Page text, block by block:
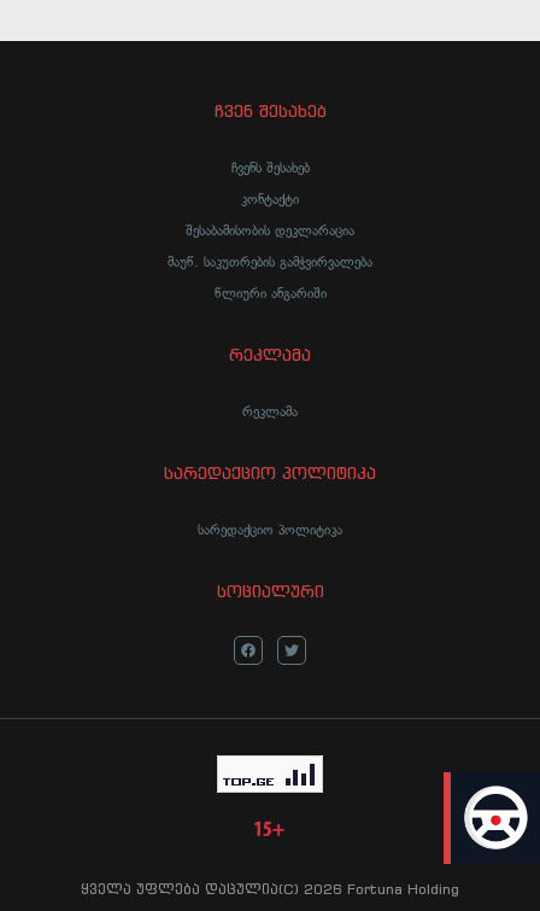
LIVE
ჩვენ შესახებ
ჩვენს შესახებ
კონტაქტი
შესაბამისობის დეკლარაცია
მაუწ. საკუთრების გამჭვირვალება
წლიური ანგარიში
რეკლამა
რეკლამა
სარედაქციო პოლიტიკა
სარედაქციო პოლიტიკა
სოციალური
ყველა უფლება დაცულია(C) 2026 Fortuna Holding